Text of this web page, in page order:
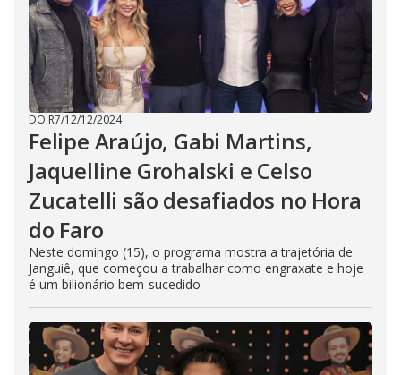
DO R7/12/12/2024
Felipe Araújo, Gabi Martins,
Jaquelline Grohalski e Celso
Zucatelli são desafiados no Hora
do Faro
Neste domingo (15), o programa mostra a trajetória de
Janguiê, que começou a trabalhar como engraxate e hoje
é um bilionário bem-sucedido